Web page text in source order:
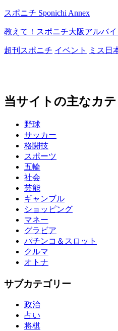
スポニチ Sponichi Annex
教えて！スポニチ大阪アルバ
超刊スポニチ イベント ミス日
当サイトの主なカ
野球
サッカー
格闘技
スポーツ
五輪
社会
芸能
ギャンブル
ショッピング
マネー
グラビア
パチンコ＆スロット
クルマ
オトナ
サブカテゴリー
政治
占い
将棋